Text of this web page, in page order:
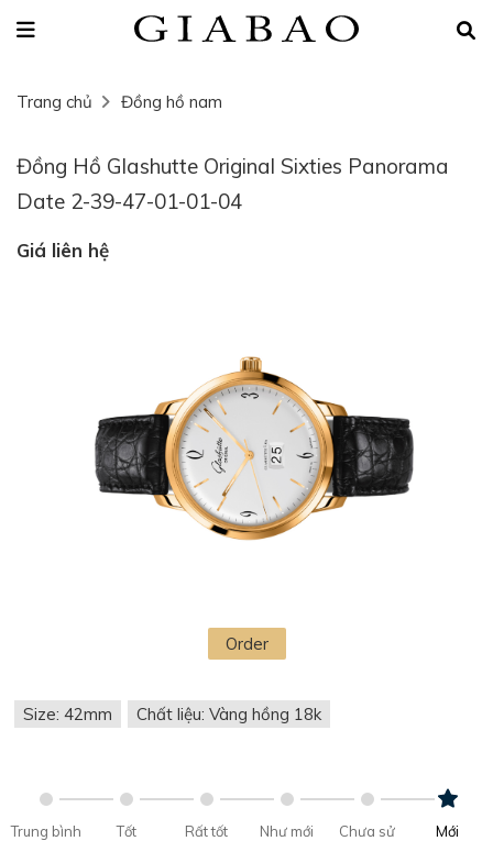
Trang chủ Đồng hồ nam
Đồng Hồ Glashutte Original Sixties Panorama
Date 2-39-47-01-01-04
Giá liên hệ
Order
Size: 42mm Chất liệu: Vàng hồng 18k
Trung bình Tốt Rất tốt Như mới
Chưa sử
Mới